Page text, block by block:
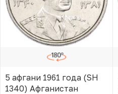
5 афгани 1961 года (SH
1340) Афганистан